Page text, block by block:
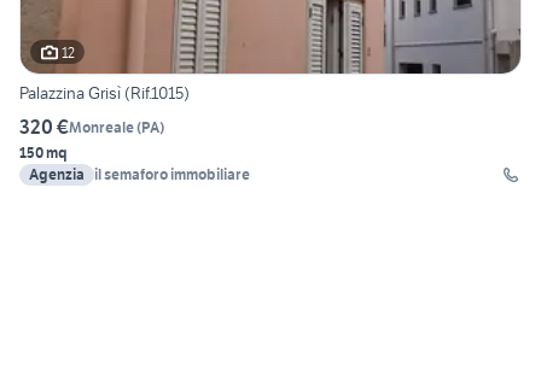
12
Palazzina Grisì (Rif.1015)
320 €Monreale(PA)
150 mq
Agenzia
il semaforo immobiliare